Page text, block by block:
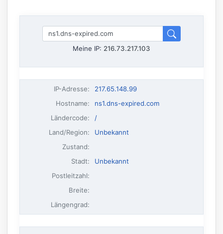
Meine IP: 216.73.217.103
IP-Adresse:
217.65.148.99
Hostname:
ns1.dns-expired.com
Ländercode:
/
Land/Region:
Unbekannt
Zustand:
Stadt:
Unbekannt
Postleitzahl:
Breite:
Längengrad: